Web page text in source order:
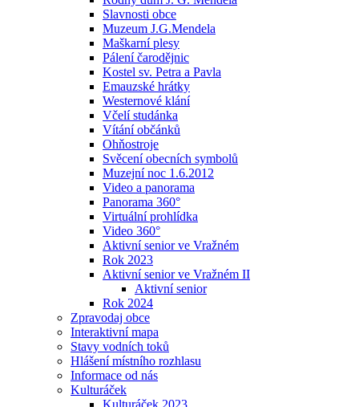
Slavnosti obce
Muzeum J.G.Mendela
Maškarní plesy
Pálení čarodějnic
Kostel sv. Petra a Pavla
Emauzské hrátky
Westernové klání
Včelí studánka
Vítání občánků
Ohňostroje
Svěcení obecních symbolů
Muzejní noc 1.6.2012
Video a panorama
Panorama 360°
Virtuální prohlídka
Video 360°
Aktivní senior ve Vražném
Rok 2023
Aktivní senior ve Vražném II
Aktivní senior
Rok 2024
Zpravodaj obce
Interaktivní mapa
Stavy vodních toků
Hlášení místního rozhlasu
Informace od nás
Kulturáček
Kulturáček 2023